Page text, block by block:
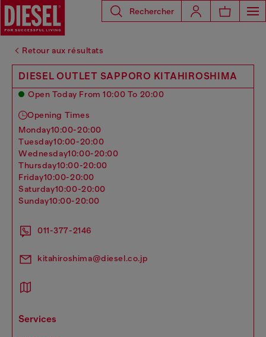
Rechercher
Retour aux résultats
DIESEL OUTLET SAPPORO KITAHIROSHIMA
Open Today From 10:00 To 20:00
Opening Times
monday10:00-20:00
tuesday10:00-20:00
wednesday10:00-20:00
thursday10:00-20:00
friday10:00-20:00
saturday10:00-20:00
sunday10:00-20:00
011-377-2146
kitahiroshima@diesel.co.jp
services